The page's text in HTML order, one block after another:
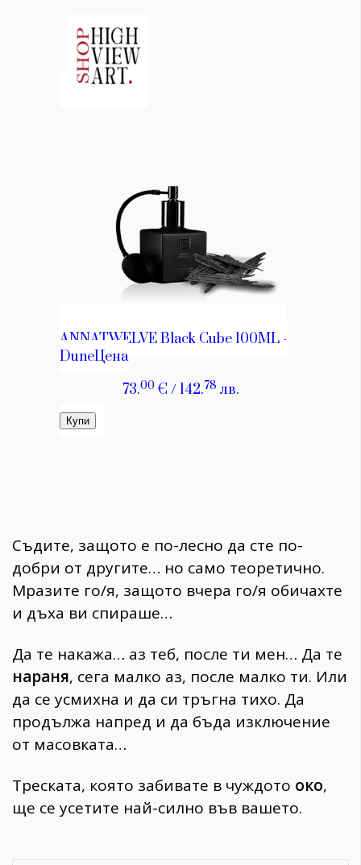
Съдите, защото е по-лесно да сте по-
добри от другите… но само теоретично.
Мразите го/я, защото вчера го/я обичахте
и дъха ви спираше…
Да те накажа… аз теб, после ти мен… Да те
нараня, сега малко аз, после малко ти. Или
да се усмихна и да си тръгна тихо. Да
продължа напред и да бъда изключение
от масовката…
Треската, която забивате в чуждото око,
ще се усетите най-силно във вашето.